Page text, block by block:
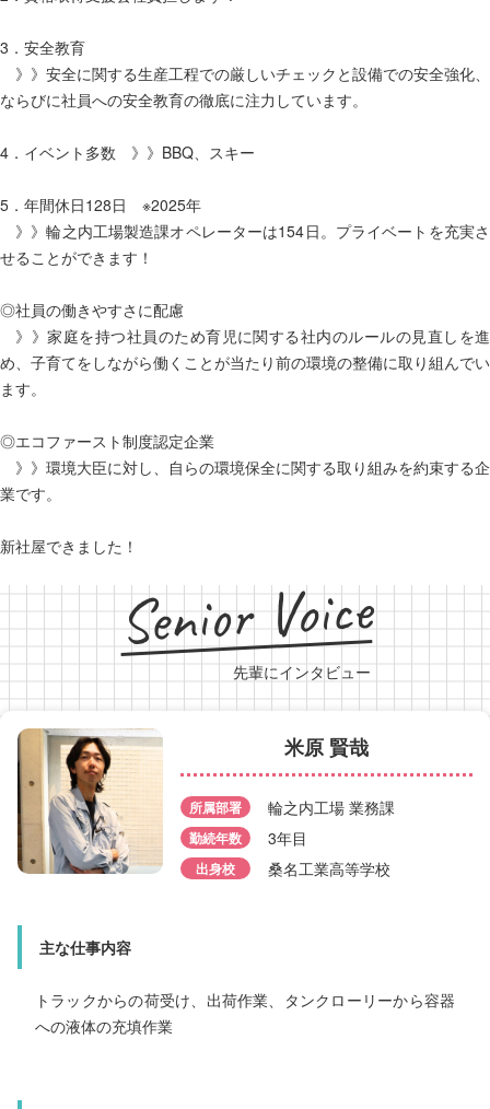
3．安全教育
》》安全に関する生産工程での厳しいチェックと設備での安全強化、
ならびに社員への安全教育の徹底に注力しています。
4．イベント多数 》》BBQ、スキー
5．年間休日128日 ※2025年
》》輪之内工場製造課オペレーターは154日。プライベートを充実さ
せることができます！
◎社員の働きやすさに配慮
》》家庭を持つ社員のため育児に関する社内のルールの見直しを進
め、子育てをしながら働くことが当たり前の環境の整備に取り組んでい
ます。
◎エコファースト制度認定企業
》》環境大臣に対し、自らの環境保全に関する取り組みを約束する企
業です。
新社屋できました！
Senior Voice
先輩にインタビュー
米原 賢哉
所属部署 輪之内工場 業務課
勤続年数 3年目
出身校 桑名工業高等学校
主な仕事内容
トラックからの荷受け、出荷作業、タンクローリーから容器
への液体の充填作業
中野 礼人
輪之内工場 製造課
勤続年数
主な仕事内容